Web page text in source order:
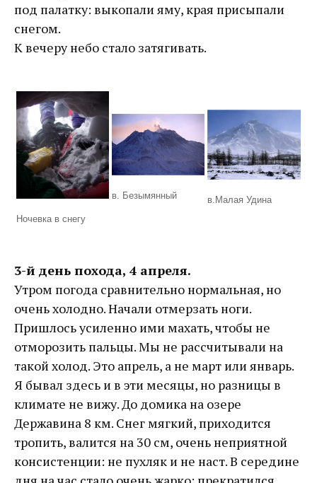
под палатку: выкопали яму, края присыпали
снегом.
К вечеру небо стало затягивать.
Ночевка в снегу
в. Безымянный в.Малая Удина
3-й день похода, 4 апреля.
Утром погода сравнительно нормальная, но
очень холодно. Начали отмерзать ноги.
Пришлось усиленно ими махать, чтобы не
отморозить пальцы. Мы не рассчитывали на
такой холод. Это апрель, а не март или январь.
Я бывал здесь и в эти месяцы, но разницы в
климате не вижу. До домика на озере
Державина 8 км. Снег мягкий, приходится
тропить, валится на 30 см, очень неприятной
консистенции: не пухляк и не наст. В середине